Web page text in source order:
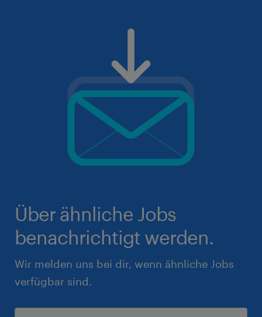
Über ähnliche Jobs
benachrichtigt werden.
Wir melden uns bei dir, wenn ähnliche Jobs
verfügbar sind.